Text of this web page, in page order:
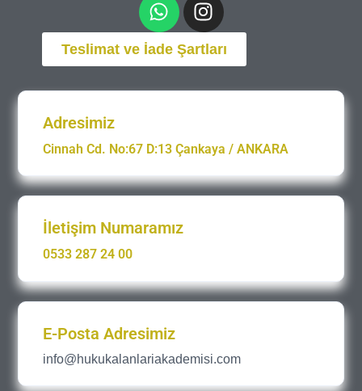
Teslimat ve İade Şartları
Adresimiz
Cinnah Cd. No:67 D:13 Çankaya / ANKARA
İletişim Numaramız
0533 287 24 00
E-Posta Adresimiz
info@hukukalanlariakademisi.com